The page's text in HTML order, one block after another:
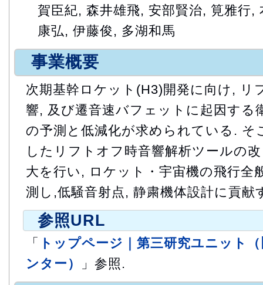
賀臣紀, 森井雄飛, 安部賢治, 筧雅行,
康弘, 伊藤俊, 多湖和馬
事業概要
次期基幹ロケット(H3)開発に向け, リ
響, 及び遷音速バフェットに起因する
の予測と低減化が求められている. そ
したリフトオフ時音響解析ツールの
大を行い, ロケット・宇宙機の飛行全
測し,低騒音射点, 静粛機体設計に貢献
参照URL
「
トップページ｜第三研究ユニット
ンター）
」参照.